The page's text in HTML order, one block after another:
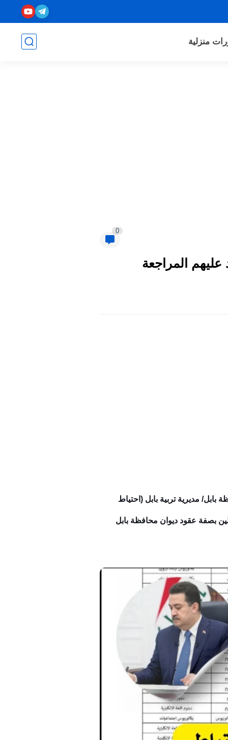
منزلية
0
المراجعة
بابل/ مديرية تربية بابل (احتياط
بصفة عقود ديوان محافظة بابل